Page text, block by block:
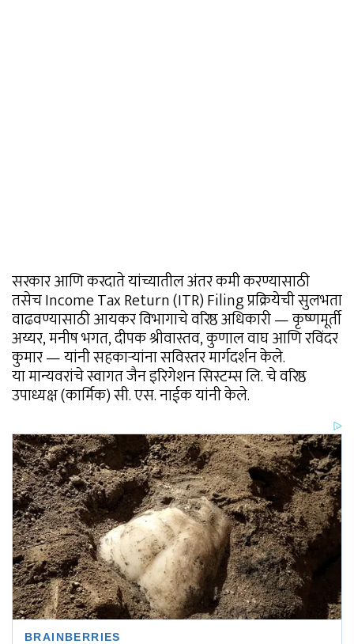
सरकार आणि करदाते यांच्यातील अंतर कमी करण्यासाठी
तसेच Income Tax Return (ITR) Filing प्रक्रियेची सुलभता
वाढवण्यासाठी आयकर विभागाचे वरिष्ठ अधिकारी — कृष्णमूर्ती
अय्यर, मनीष भगत, दीपक श्रीवास्तव, कुणाल वाघ आणि रविंदर
कुमार — यांनी सहकाऱ्यांना सविस्तर मार्गदर्शन केले.
या मान्यवरांचे स्वागत जैन इरिगेशन सिस्टम्स लि. चे वरिष्ठ
उपाध्यक्ष (कार्मिक) सी. एस. नाईक यांनी केले.